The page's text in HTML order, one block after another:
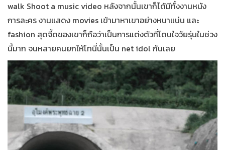
walk Shoot a music video หลังจากนั้นเขาก็ได้มีทั้งงานหนัง
การละคร งานแสดง movies เข้ามาหาเขาอย่างหนาแน่น และ
fashion สุดจี้ดของเขาก็ถือว่าเป็นการแต่งตัวที่โดนใจวัยรุ่นในช่วง
นี้มาก จนหลายคนยกให้โทนี่นั้นเป็น net idol กันเลย